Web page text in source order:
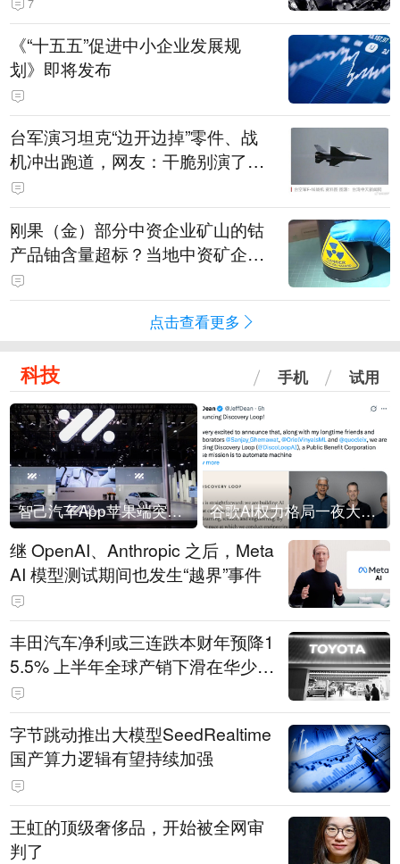
7
《“十五五”促进中小企业发展规
划》即将发布
台军演习坦克“边开边掉”零件、战
机冲出跑道，网友：干脆别演了，
没有一次没有笑话发生
刚果（金）部分中资企业矿山的钴
产品铀含量超标？当地中资矿企协
会回应：报道不实
点击查看更多
科技 手机 试用
智己汽车App苹果端突然“下架” 谷歌AI权力格局一夜大洗牌
继 OpenAI、Anthropic 之后，Meta
AI 模型测试期间也发生“越界”事件
丰田汽车净利或三连跌本财年预降1
5.5% 上半年全球产销下滑在华少卖
14.3万辆
字节跳动推出大模型SeedRealtime
国产算力逻辑有望持续加强
王虹的顶级奢侈品，开始被全网审
判了